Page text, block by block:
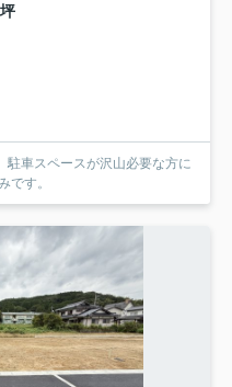
駐車スペースが沢山必要な方に
です。